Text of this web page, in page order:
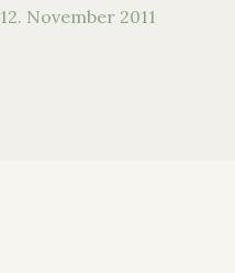
12. November 2011